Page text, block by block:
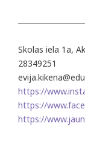
Skolas iela 1a,
28349251
https://
https://
https://